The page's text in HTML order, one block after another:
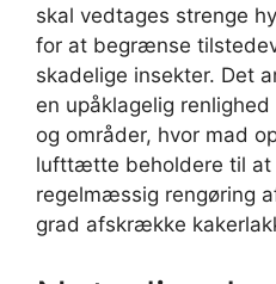
skal vedtages strenge
for at begrænse
skadelige insekter. Det
en upåklagelig
og områder, hvor mad
lufttætte beholdere til at
regelmæssig rengøring
grad afskrække